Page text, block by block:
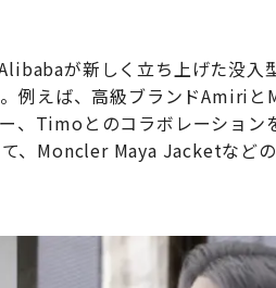
が新しく立ち上げた没入
例えば、高級ブランドAmiri
Timoとのコラボレーション
、Moncler Maya Jacketなど